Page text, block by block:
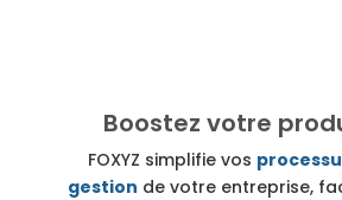
Boostez votre
FOXYZ simplifie vos
gestion de votre entreprise,